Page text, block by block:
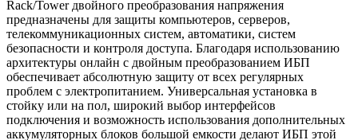
Rack/Tower двойного преобразования напряжения
предназначены для защиты компьютеров, серверов,
телекоммуникационных систем, автоматики, систем
безопасности и контроля доступа. Благодаря использованию
архитектуры онлайн с двойным преобразованием ИБП
обеспечивает абсолютную защиту от всех регулярных
проблем с электропитанием. Универсальная установка в
стойку или на пол, широкий выбор интерфейсов
подключения и возможность использования дополнительных
аккумуляторных блоков большой емкости делают ИБП этой